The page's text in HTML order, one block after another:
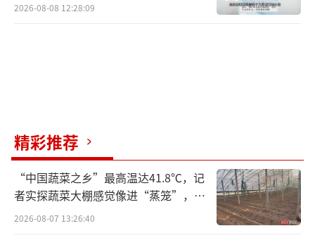
2026-08-08 12:28:09
精彩推荐
“中国蔬菜之乡”最高温达41.8℃，记
者实探蔬菜大棚感觉像进“蒸笼”，有
村民称只能凌晨两点起来干活
2026-08-07 13:26:40